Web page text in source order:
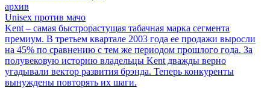
архив
Unisex против мачо
Kent – самая быстрорастущая табачная марка сегмента
премиум. В третьем квартале 2003 года ее продажи выросли
на 45% по сравнению с тем же периодом прошлого года. За
полувековую историю владельцы Kent дважды верно
угадывали вектор развития брэнда. Теперь конкуренты
вынуждены повторять их шаги.